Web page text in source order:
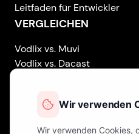
Leitfaden für Entwickler
VERGLEICHEN
Vodlix vs. Muvi
Vodlix vs. Dacast
Vodlix vs. Brightcove